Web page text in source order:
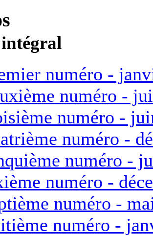
numéro -
numéro -
numéro -
numéro -
numéro -
numéro -
numéro -
numéro -